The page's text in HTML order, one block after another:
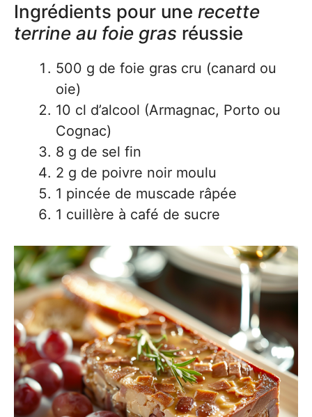
Ingrédients pour une recette
terrine au foie gras réussie
500 g de foie gras cru (canard ou
oie)
10 cl d’alcool (Armagnac, Porto ou
Cognac)
8 g de sel fin
2 g de poivre noir moulu
1 pincée de muscade râpée
1 cuillère à café de sucre